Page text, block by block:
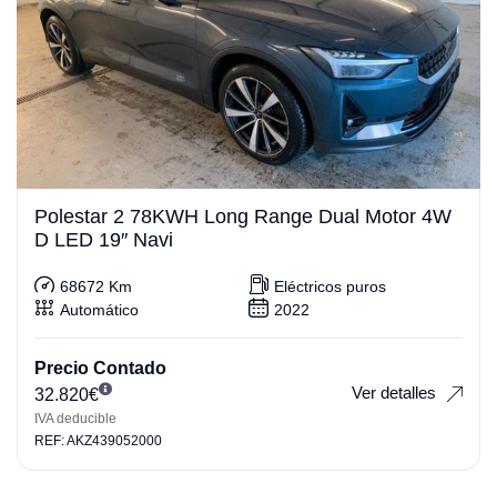
Polestar 2 78KWH Long Range Dual Motor 4W
D LED 19″ Navi
68672 Km
Eléctricos puros
Automático
2022
Precio Contado
32.820€
IVA deducible
Ver detalles
REF: AKZ439052000